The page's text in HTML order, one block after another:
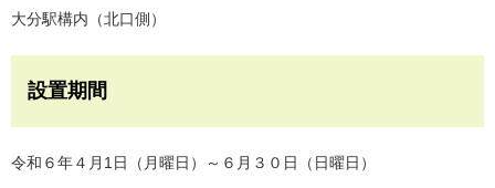
大分駅構内（北口側）
設置期間
令和６年４月1日（月曜日）～６月３０日（日曜日）